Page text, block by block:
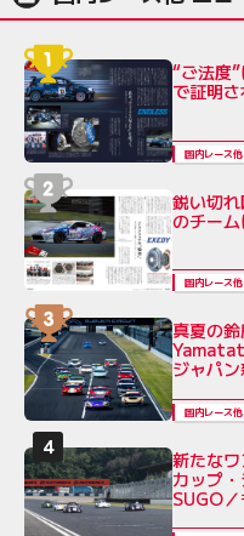
“ご法度
で証明
国内レース他
鋭い切
のチー
国内レース他
真夏の
ジャパ
国内レース他
新たな
カップ
SUGO